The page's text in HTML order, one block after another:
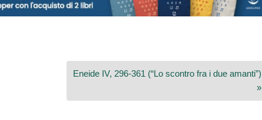
Eneide IV, 296-361 (“Lo scontro fra i due amanti”)
»